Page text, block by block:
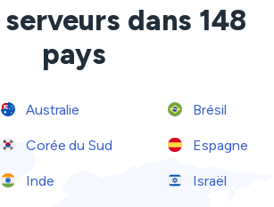
dans 148
pays
Australie Brésil
Corée du Sud Espagne
Inde Israël